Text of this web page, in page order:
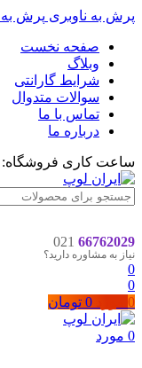
پرش به ناوبری پرش
صفحه نخست
وبلاگ
شرایط گارانتی
سوالات متدوال
تماس با ما
درباره ما
ساعت کاری فروشگاه:
021 66762029
نیاز به مشاوره دارید؟
0
0
0
0 تومان
0 مورد